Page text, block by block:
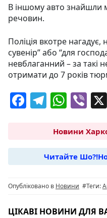
В іншому авто знайшли
речовин.
Поліція вкотре
сувенір” або “для
невблаганний – за такі
отримати до 7 років
F
a
e
b
o
k
T
el
e
g
ra
m
W
h
at
s
A
p
p
Vi
b
er
Новини
Читайте
Опубліковано в Новини #Теги:
ЦІКАВІ НОВИНИ ДЛЯ